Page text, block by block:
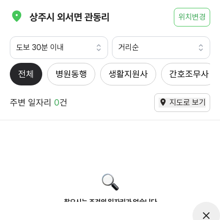
상주시 외서면 관동리 위치변경
도보 30분 이내 거리순
전체 병원동행 생활지원사 간호조무사
주변 일자리 0건 지도로 보기
찾으시는 조건의 일자리가 없습니다